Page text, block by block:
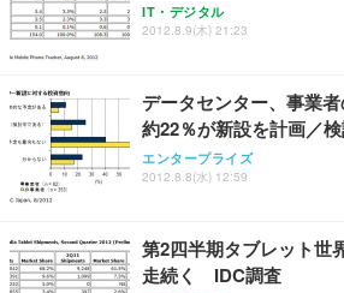
IT・デジタル
2012.8.9(木) 21:23
データセンター、事業
約22％が新設を計画／
エンタープライズ
2012.8.8(水) 12:59
第2四半期タブレット世
走続く IDC調査